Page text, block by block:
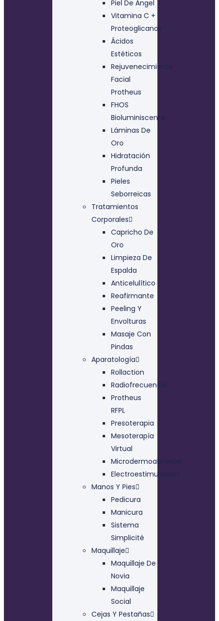
Piel De Ángel
Vitamina C +
Proteoglicanos
Ácidos
Estéticos
Rejuvenecimiento
Facial
Protheus
FHOS
Bioluminiscente
Láminas De
Oro
Hidratación
Profunda
Pieles
Seborreicas
Tratamientos
Corporales
Capricho De
Oro
Limpieza De
Espalda
Anticelulítico
Reafirmante
Peeling Y
Envolturas
Masaje Con
Pindas
Aparatología
Rollaction
Radiofrecuencia
Protheus
RFPL
Presoterapia
Mesoterapía
Virtual
Microdermoabrasión
Electroestimulación
Manos Y Pies
Pedicura
Manicura
Sistema
Simplicité
Maquillaje
Maquillaje De
Novia
Maquillaje
Social
Cejas Y Pestañas